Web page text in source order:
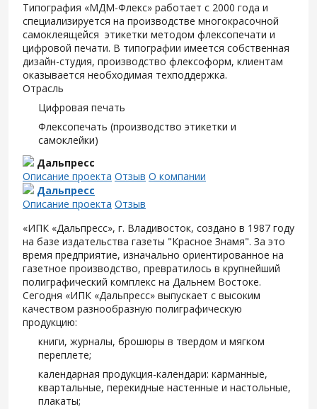
Типография «МДМ-Флекс» работает с 2000 года и
специализируется на производстве многокрасочной
самоклеящейся этикетки методом флексопечати и
цифровой печати. В типографии имеется собственная
дизайн-студия, производство флексоформ, клиентам
оказывается необходимая техподдержка.
Отрасль
Цифровая печать
Флексопечать (производство этикетки и
самоклейки)
Дальпресс
Описание проекта Отзыв О компании
Дальпресс
Описание проекта Отзыв
«ИПК «Дальпресс», г. Владивосток, создано в 1987 году
на базе издательства газеты "Красное Знамя". За это
время предприятие, изначально ориентированное на
газетное производство, превратилось в крупнейший
полиграфический комплекс на Дальнем Востоке.
Сегодня «ИПК «Дальпресс» выпускает с высоким
качеством разнообразную полиграфическую
продукцию:
книги, журналы, брошюры в твердом и мягком
переплете;
календарная продукция-календари: карманные,
квартальные, перекидные настенные и настольные,
плакаты;